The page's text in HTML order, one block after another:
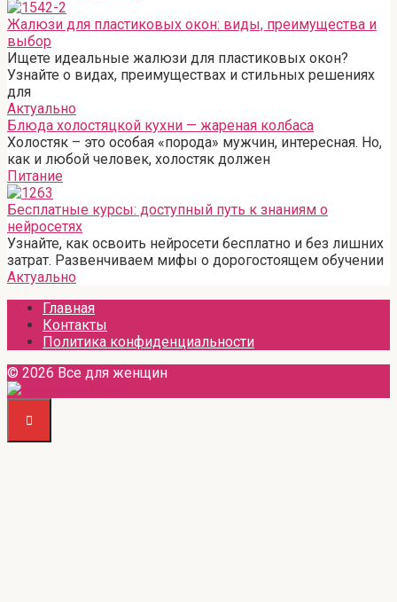
Жалюзи для пластиковых окон: виды, преимущества и
выбор
Ищете идеальные жалюзи для пластиковых окон?
Узнайте о видах, преимуществах и стильных решениях
для
Актуально
Блюда холостяцкой кухни — жареная колбаса
Холостяк – это особая «порода» мужчин, интересная. Но,
как и любой человек, холостяк должен
Питание
Бесплатные курсы: доступный путь к знаниям о
нейросетях
Узнайте, как освоить нейросети бесплатно и без лишних
затрат. Развенчиваем мифы о дорогостоящем обучении
Актуально
Главная
Контакты
Политика конфиденциальности
© 2026 Все для женщин